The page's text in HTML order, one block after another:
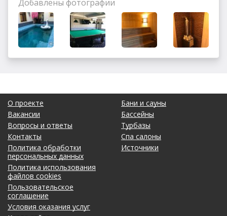
Полезный отзыв? Да(0) Нет
Бурганитдин
о Баня САНДЮНЫ (Sundunes)
Хорошее интересное чистое место для семьи в самый
раз
Добавлены фотографии
О проекте
Вакансии
Вопросы и ответы
Контакты
Политика обработки
персональных данных
Политика использования
файлов cookies
Пользовательское
соглашение
Условия оказания услуг
Бани и сауны
Бассейны
Турбазы
Спа салоны
Источники